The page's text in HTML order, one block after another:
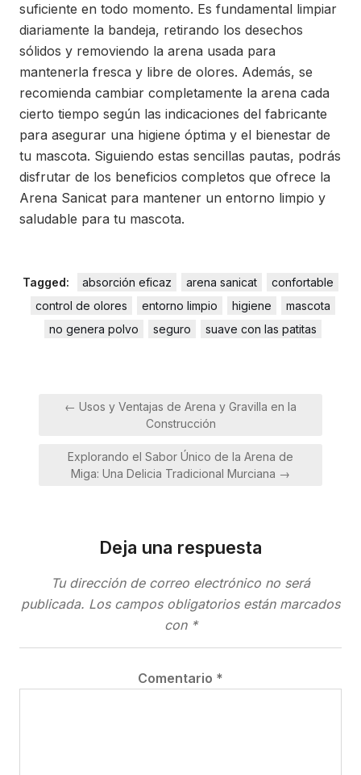
suficiente en todo momento. Es fundamental limpiar
diariamente la bandeja, retirando los desechos
sólidos y removiendo la arena usada para
mantenerla fresca y libre de olores. Además, se
recomienda cambiar completamente la arena cada
cierto tiempo según las indicaciones del fabricante
para asegurar una higiene óptima y el bienestar de
tu mascota. Siguiendo estas sencillas pautas, podrás
disfrutar de los beneficios completos que ofrece la
Arena Sanicat para mantener un entorno limpio y
saludable para tu mascota.
Tagged: absorción eficaz arena sanicat
confortable
control de olores
entorno limpio higiene
mascota
no genera polvo
seguro suave con las patitas
Navegación
← Usos y Ventajas de Arena y Gravilla en la
Construcción
Explorando el Sabor Único de la Arena de
Miga: Una Delicia Tradicional Murciana →
Deja una respuesta
Tu dirección de correo electrónico no será
publicada. Los campos obligatorios están marcados
con *
Comentario *